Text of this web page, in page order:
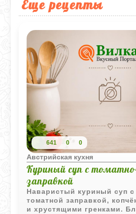
Еще рецепты
641 0 0
Австрийская кухня
Куриный суп с
заправкой
Наваристый куриный суп с
томатной заправкой,
и хрустящими гренками.